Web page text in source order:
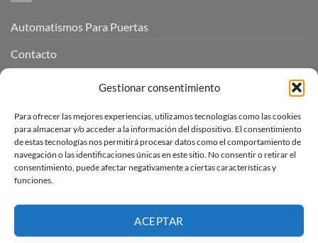
Gestionar consentimiento
Para ofrecer las mejores experiencias, utilizamos tecnologías como las cookies
para almacenar y/o acceder a la información del dispositivo. El consentimiento
de estas tecnologías nos permitirá procesar datos como el comportamiento de
navegación o las identificaciones únicas en este sitio. No consentir o retirar el
consentimiento, puede afectar negativamente a ciertas características y
funciones.
ACEPTAR
Automatismos Para Puertas
Contacto
INFORMACIÓN LEGAL
Aviso Legal